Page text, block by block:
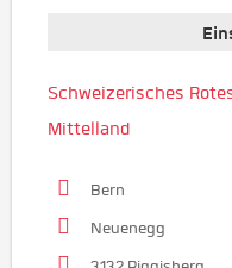
Schweizerisches
Mittelland
Bern
Neuenegg